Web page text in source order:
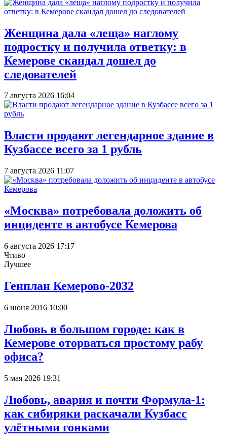
Женщина дала «леща» наглому
подростку и получила ответку: в
Кемерове скандал дошел до
следователей
7 августа 2026 16:04
Власти продают легендарное здание в
Кузбассе всего за 1 рубль
7 августа 2026 11:07
«Москва» потребовала доложить об
инциденте в автобусе Кемерова
6 августа 2026 17:17
Чтиво
Лучшее
Генплан Кемерово-2032
6 июня 2016 10:00
Любовь в большом городе: как в
Кемерове оторваться простому рабу
офиса?
5 мая 2026 19:31
Любовь, авария и почти Формула-1:
как сибиряки раскачали Кузбасс
улётными гонками